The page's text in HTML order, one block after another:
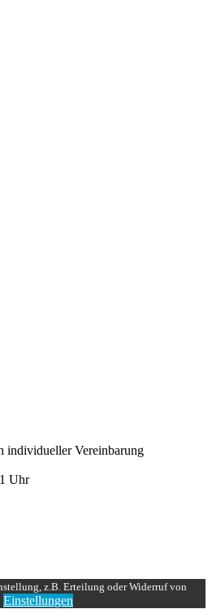
individueller Vereinbarung
Uhr
z.B. Erteilung oder Widerruf von
Einstellungen